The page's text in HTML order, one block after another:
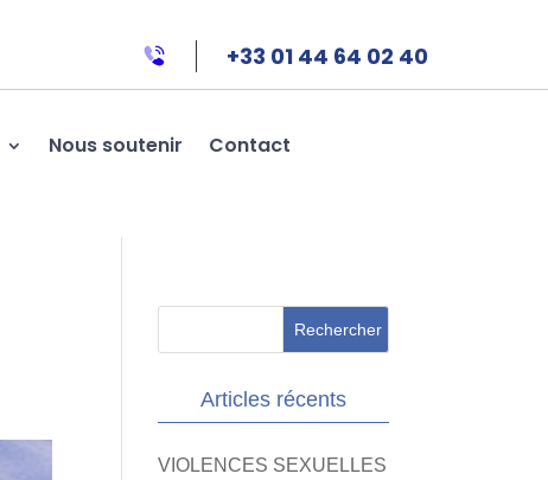
+33 01 44 64 02 40
Nous soutenir Contact
Articles récents
VIOLENCES SEXUELLES